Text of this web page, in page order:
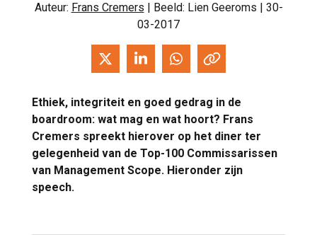
Auteur: Frans Cremers | Beeld: Lien Geeroms | 30-
03-2017
Ethiek, integriteit en goed gedrag in de
boardroom: wat mag en wat hoort? Frans
Cremers spreekt hierover op het diner ter
gelegenheid van de Top-100 Commissarissen
van Management Scope. Hieronder zijn
speech.